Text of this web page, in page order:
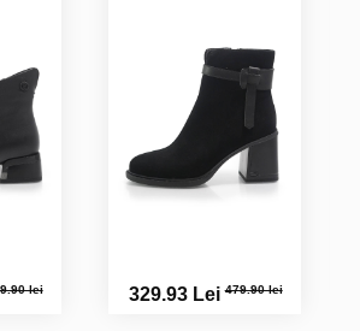
lei 329.93 Lei479.90 lei